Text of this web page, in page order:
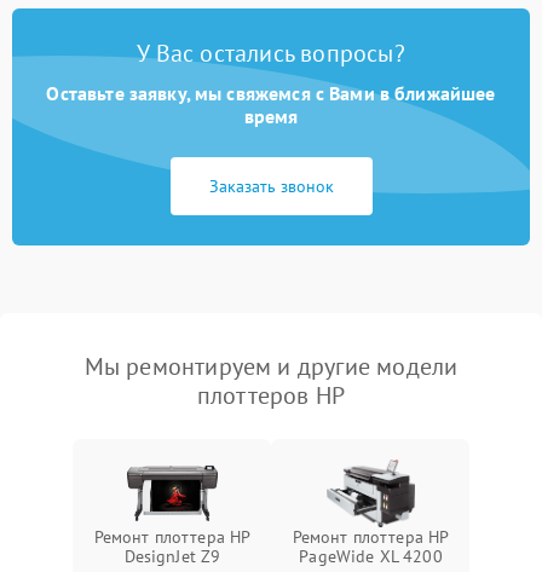
У Вас остались вопросы?
Оставьте заявку, мы свяжемся с Вами в ближайшее
время
Заказать звонок
Мы ремонтируем и другие модели
плоттеров HP
Ремонт плоттера HP
DesignJet Z9
Ремонт плоттера HP
PageWide XL 4200